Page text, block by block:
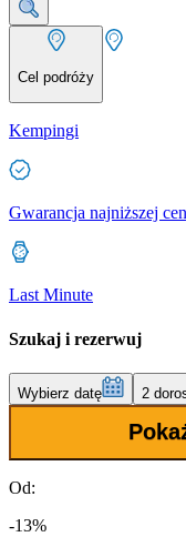
Cel podróży
Kempingi
Gwarancja najniższej
Last Minute
Szukaj i rezerwuj
Wybierz datę 2
Od:
-13%